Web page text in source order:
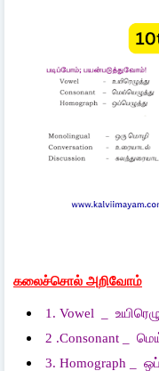
கலைச்சொல் அறிவோம்
1. Vowel _
2 .Consonant _
3. Homograph _